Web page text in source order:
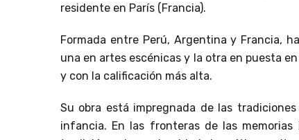
residente en París (Francia).
Formada entre Perú, Argentina y Francia,
una en artes escénicas y la otra en puesta
y con la calificación más alta.
Su obra está impregnada de las
infancia. En las fronteras de las